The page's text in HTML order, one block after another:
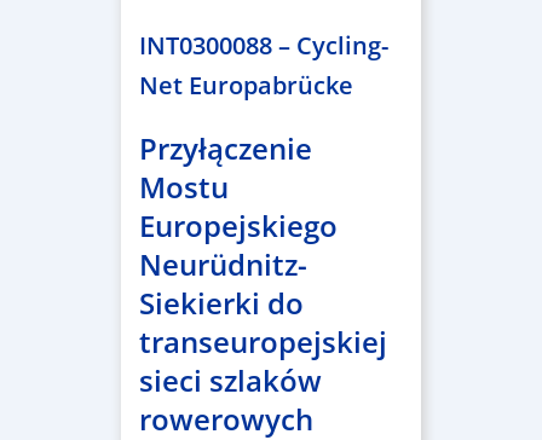
INT0300088 – Cycling-
Net Europabrücke
Przyłączenie
Mostu
Europejskiego
Neurüdnitz-
Siekierki do
transeuropejskiej
sieci szlaków
rowerowych